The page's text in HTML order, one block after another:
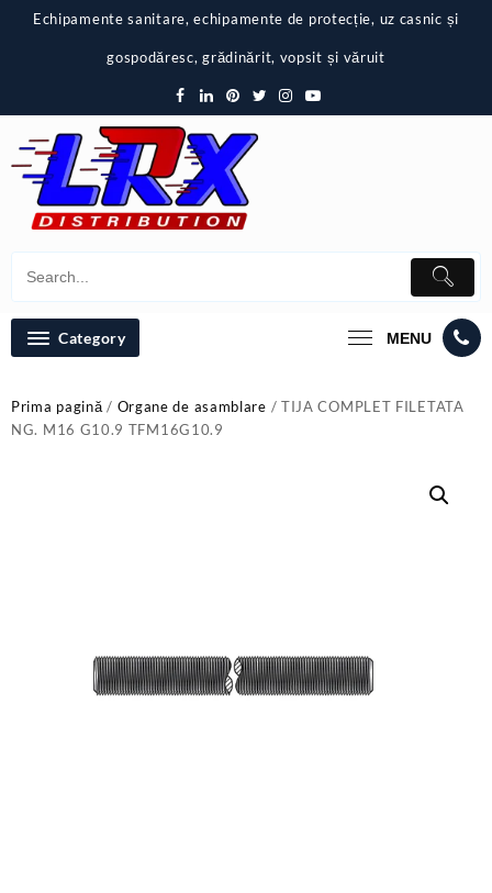
Echipamente sanitare, echipamente de protecție, uz casnic și
gospodăresc, grădinărit, vopsit și văruit
Category MENU
Prima pagină/ Organe de asamblare / TIJA COMPLET FILETATA
NG. M16 G10.9 TFM16G10.9